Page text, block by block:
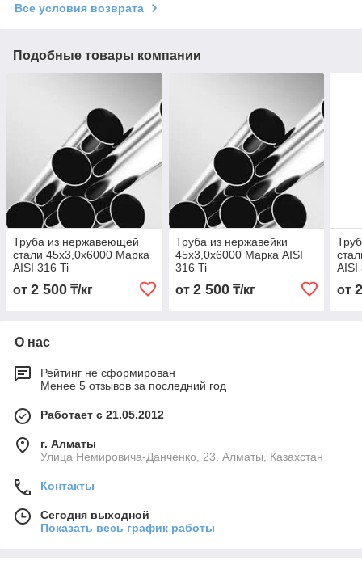
Все условия возврата
Подобные товары компании
Труба из нержавеющей
стали 45х3,0х6000 Марка
AISI 316 Ti
от 2 500 ₸/кг
Труба из нержавейки
45х3,0х6000 Марка AISI
316 Ti
от 2 500₸/кг
AISI
от
О нас
Рейтинг не сформирован
Менее 5 отзывов за последний год
Работает с 21.05.2012
г. Алматы
Улица Немировича-Данченко, 23, Алматы, Казахстан
Контакты
Сегодня выходной
Показать весь график работы